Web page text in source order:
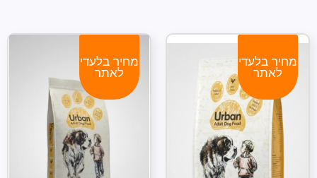
מחיר בלעדי
לאתר
מחיר בלעדי
לאתר